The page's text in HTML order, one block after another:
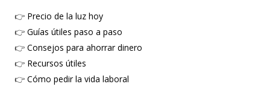
👉 Precio de la luz hoy
👉 Guías útiles paso a paso
👉 Consejos para ahorrar dinero
👉 Recursos útiles
👉 Cómo pedir la vida laboral